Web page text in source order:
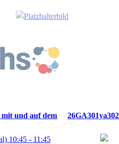
mit und auf dem
26GA301ya302
10:45 - 11:45